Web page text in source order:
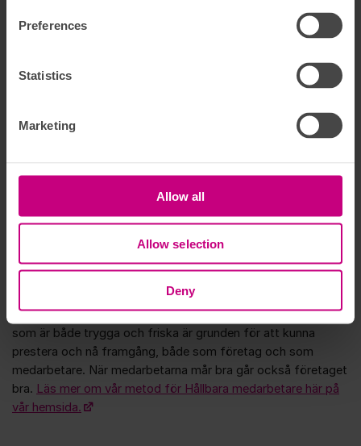
Preferences
Statistics
Marketing
Allow all
Allow selection
Deny
Fredrik
Karin
Medicinskt Kundcenter
Vi tar hem Förmedlarnas val för tionde året i rad
försäkringsförmedlare genomförd av Origo Group. Det är
tionde året i rad som Euro Accident tar hem utmärkelsen.
Länk till Origo Groups pressmeddelande
Det finaste ett företag kan ha
För oss hänger försäkringar och hälsa ihop. Medarbetare
som är både trygga och friska är grunden för att kunna
prestera och nå framgång, både som företag och som
medarbetare. När medarbetarna mår bra går också företaget
bra. Läs mer om vår metod för Hållbara medarbetare här på
vår hemsida.